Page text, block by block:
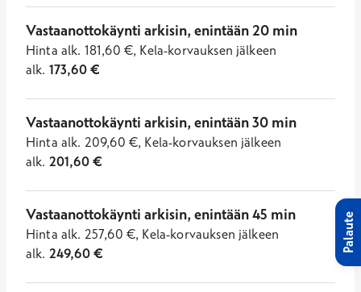
Vastaanottokäynti arkisin, enintään 20 min
Hinta alk. 181,60 €, Kela-korvauksen jälkeen
alk. 173,60€
Vastaanottokäynti arkisin, enintään 30 min
Hinta alk. 209,60 €, Kela-korvauksen jälkeen
alk. 201,60€
Vastaanottokäynti arkisin, enintään 45 min
Hinta alk. 257,60 €, Kela-korvauksen jälkeen
alk. 249,60€
Palaute